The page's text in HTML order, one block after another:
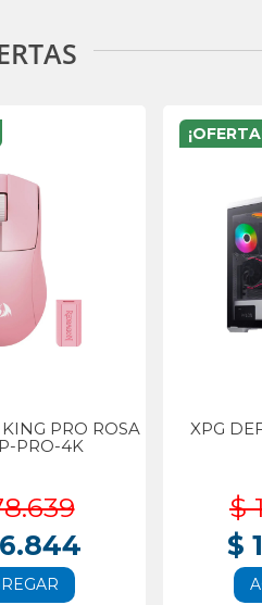
PRO ROSA
PRO-4K
XPG
$
$